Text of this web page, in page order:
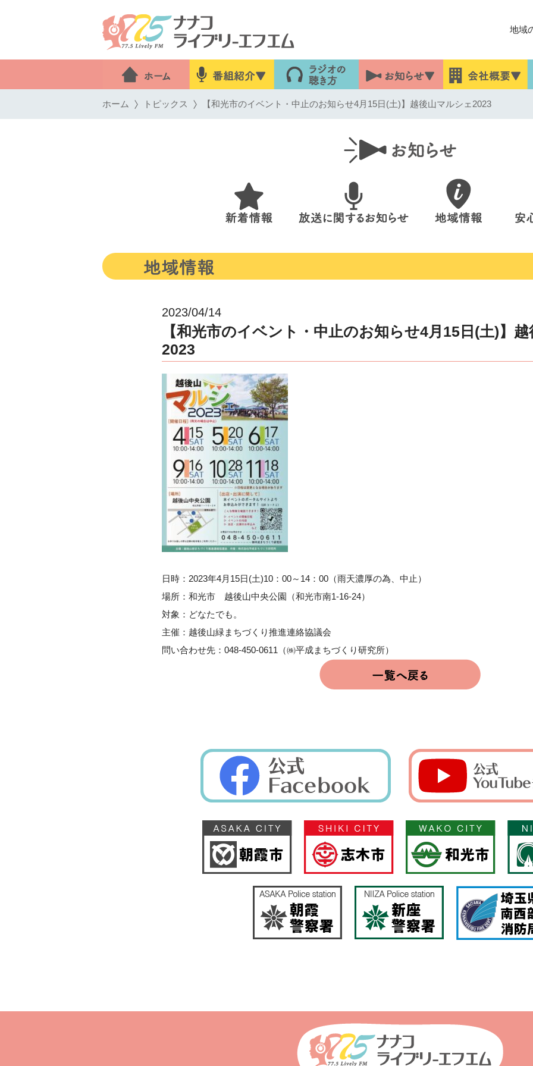
地域
ホーム トピックス 【和光市のイベント・中止のお知らせ4月15日(土)】越後山マルシェ2023
2023/04/14
【和光市のイベント・中止のお知らせ4月15日(土)】
2023
日時：2023年4月15日(土)10：00～14：00（雨天濃厚の為、中止）
場所：和光市 越後山中央公園（和光市南1-16-24）
対象：どなたでも。
主催：越後山緑まちづくり推進連絡協議会
問い合わせ先：048-450-0611（㈱平成まちづくり研究所）